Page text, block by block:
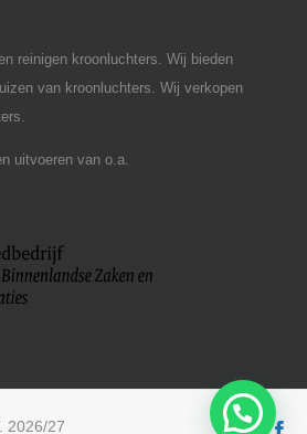
reinigen kroonluchters. Wij bieden
van kroonluchters. Wij verkopen
uitvoeren van o.a.
2026/27